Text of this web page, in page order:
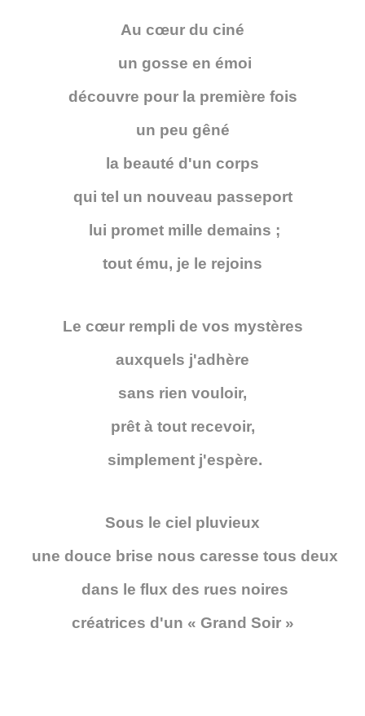
Au cœur du ciné
un gosse en émoi
découvre pour la première fois
un peu gêné
la beauté d'un corps
qui tel un nouveau passeport
lui promet mille demains ;
tout ému, je le rejoins
Le cœur rempli de vos mystères
auxquels j'adhère
sans rien vouloir,
prêt à tout recevoir,
simplement j'espère.
Sous le ciel pluvieux
une douce brise nous caresse tous deux
dans le flux des rues noires
créatrices d'un « Grand Soir »